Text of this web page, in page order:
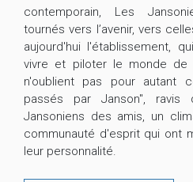
contemporain, Les
tournés vers l’avenir, vers
aujourd'hui l'établissement,
vivre et piloter le monde de
n'oublient pas pour autant
passés par Janson",
Jansoniens des amis, un
communauté d'esprit qui ont
leur personnalité.